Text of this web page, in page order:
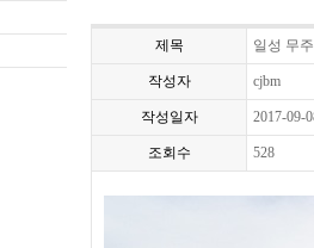
제목 일성 무
작성자 cjbm
작성일자 2017-09-
조회수 528